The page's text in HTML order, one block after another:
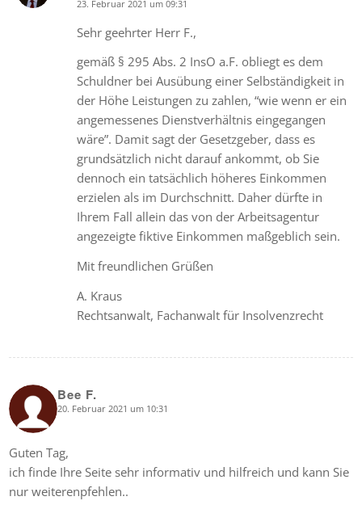
23. Februar 2021 um 09:31
Sehr geehrter Herr F.,
gemäß § 295 Abs. 2 InsO a.F. obliegt es dem
Schuldner bei Ausübung einer Selbständigkeit in
der Höhe Leistungen zu zahlen, “wie wenn er ein
angemessenes Dienstverhältnis eingegangen
wäre”. Damit sagt der Gesetzgeber, dass es
grundsätzlich nicht darauf ankommt, ob Sie
dennoch ein tatsächlich höheres Einkommen
erzielen als im Durchschnitt. Daher dürfte in
Ihrem Fall allein das von der Arbeitsagentur
angezeigte fiktive Einkommen maßgeblich sein.
Mit freundlichen Grüßen
A. Kraus
Rechtsanwalt, Fachanwalt für Insolvenzrecht
Bee F.
says: 20. Februar 2021 um 10:31
Guten Tag,
ich finde Ihre Seite sehr informativ und hilfreich und kann Sie
nur weiterenpfehlen..